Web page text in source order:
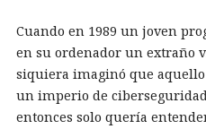
Cuando en 1989 un joven
en su ordenador un extraño
siquiera imaginó que
un imperio de
entonces solo quería